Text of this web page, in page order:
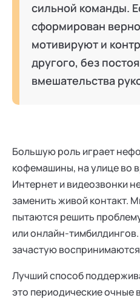
сильной команды.
сформирован
мотивируют и
другого, без
вмешательства
Большую роль играет
кофемашины, на улице во
Интернет и видеозвонки
заменить живой контакт.
пытаются решить
или онлайн-
зачастую
Лучший способ
это периодические очные